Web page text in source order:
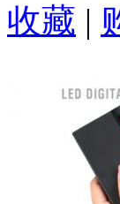
收藏 |